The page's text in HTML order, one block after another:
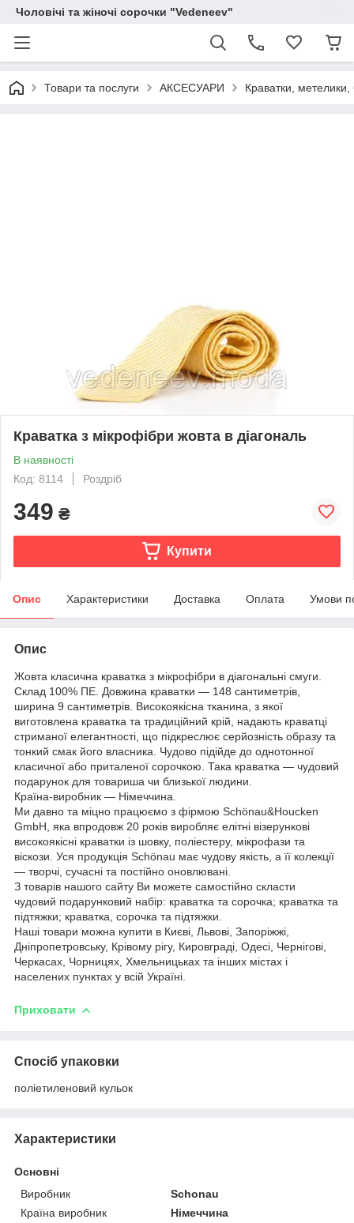
Чоловічі та жіночі сорочки "Vedeneev"
Товари та послуги АКСЕСУАРИ Краватки, метелики,
Краватка з мікрофібри жовта в діагональ
В наявності
Код: 8114
Роздріб
349 ₴
Купити
Опис Характеристики Доставка Оплата Умови
Опис
Жовта класична краватка з мікрофібри в діагональні смуги.
Склад 100% ПЕ. Довжина краватки — 148 сантиметрів,
ширина 9 сантиметрів. Високоякісна тканина, з якої
виготовлена краватка та традиційний крій, надають краватці
стриманої елегантності, що підкреслює серйозність образу та
тонкий смак його власника. Чудово підійде до однотонної
класичної або приталеної сорочкою. Така краватка — чудовий
подарунок для товариша чи близької людини.
Країна-виробник — Німеччина.
Ми давно та міцно працюємо з фірмою Schönau&Houcken
GmbH, яка впродовж 20 років виробляє елітні візерункові
високоякісні краватки із шовку, поліестеру, мікрофази та
віскози. Уся продукція Schönau має чудову якість, а її колекції
— творчі, сучасні та постійно оновлювані.
З товарів нашого сайту Ви можете самостійно скласти
чудовий подарунковий набір: краватка та сорочка; краватка та
підтяжки; краватка, сорочка та підтяжки.
Наші товари можна купити в Києві, Львові, Запоріжжі,
Дніпропетровську, Крівому рігу, Кировграді, Одесі, Чернігові,
Черкасах, Чорницях, Хмельницьках та інших містах і
населених пунктах у всій Україні.
Приховати
Спосіб упаковки
поліетиленовий кульок
Характеристики
Основні
Виробник
Schonau
Країна виробник
Німеччина